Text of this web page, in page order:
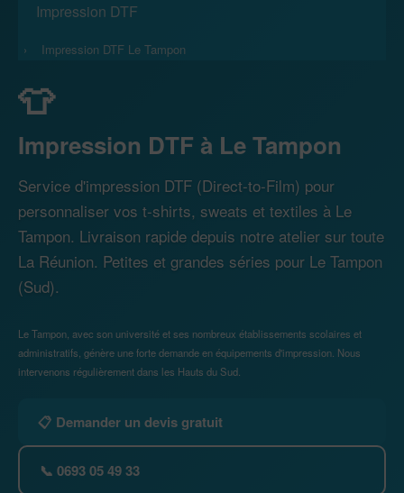
Impression DTF
› Impression DTF Le Tampon
👕
Impression DTF à Le Tampon
Service d'impression DTF (Direct-to-Film) pour
personnaliser vos t-shirts, sweats et textiles à Le
Tampon. Livraison rapide depuis notre atelier sur toute
La Réunion. Petites et grandes séries pour Le Tampon
(Sud).
Le Tampon, avec son université et ses nombreux établissements scolaires et
administratifs, génère une forte demande en équipements d'impression. Nous
intervenons régulièrement dans les Hauts du Sud.
📋 Demander un devis gratuit
📞 0693 05 49 33